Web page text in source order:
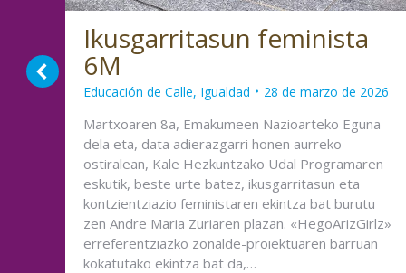
Ikusgarritasun feminista
6M
Educación de Calle, Igualdad 28 de marzo de 2026
Martxoaren 8a, Emakumeen Nazioarteko Eguna
dela eta, data adierazgarri honen aurreko
ostiralean, Kale Hezkuntzako Udal Programaren
eskutik, beste urte batez, ikusgarritasun eta
kontzientziazio feministaren ekintza bat burutu
zen Andre Maria Zuriaren plazan. «HegoArizGirlz»
erreferentziazko zonalde-proiektuaren barruan
kokatutako ekintza bat da,…